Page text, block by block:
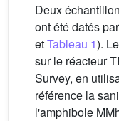
Deux
ont été datés
etTableau 1).
sur le réacteur
Survey, en
référence la
l'amphibole